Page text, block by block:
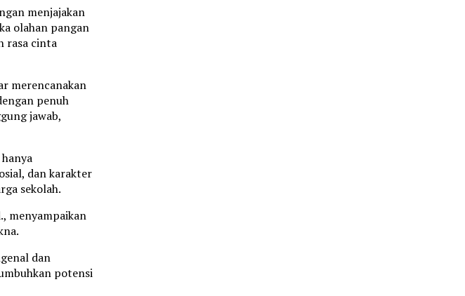
menjajakan
olahan pangan
rasa cinta
merencanakan
penuh
jawab,
dan karakter
sekolah.
menyampaikan
dan
potensi